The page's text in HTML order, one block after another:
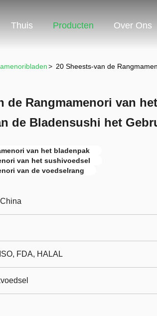
Thuis Producten Over Ons
> 20 Sheests-van de
de Rangmamenori van
de Bladensushi het
van het bladenpak
van het sushivoedsel
van de voedselrang
China
FDA, HALAL